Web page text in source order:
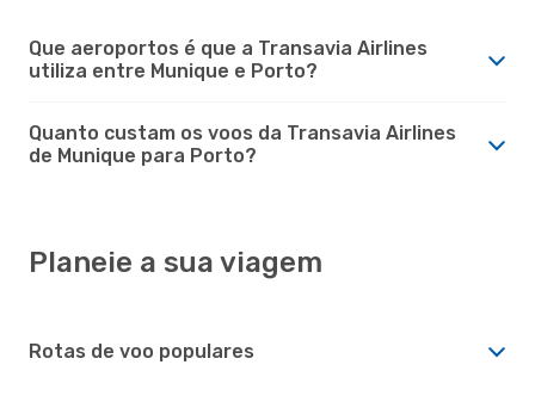
Que aeroportos é que a Transavia Airlines
utiliza entre Munique e Porto?
Quanto custam os voos da Transavia Airlines
de Munique para Porto?
Planeie a sua viagem
Rotas de voo populares